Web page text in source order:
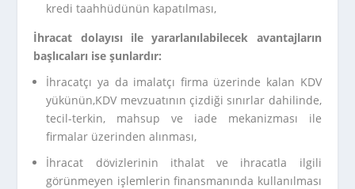
kredi taahhüdünün kapatılması,
İhracat dolayısı ile yararlanılabilecek avantajların
başlıcaları ise şunlardır:
İhracatçı ya da imalatçı firma üzerinde kalan KDV
yükünün,KDV mevzuatının çizdiği sınırlar dahilinde,
tecil-terkin, mahsup ve iade mekanizması ile
firmalar üzerinden alınması,
İhracat dövizlerinin ithalat ve ihracatla ilgili
görünmeyen işlemlerin finansmanında kullanılması